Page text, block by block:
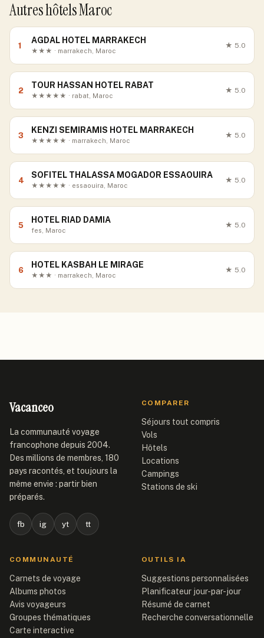
Autres hôtels Maroc
1
AGDAL HOTEL MARRAKECH
★★★ · marrakech, Maroc
★ 5.0
2
TOUR HASSAN HOTEL RABAT
★★★★★ · rabat, Maroc
★ 5.0
3
KENZI SEMIRAMIS HOTEL MARRAKECH
★★★★★ · marrakech, Maroc
★ 5.0
4
SOFITEL THALASSA MOGADOR ESSAOUIRA
★★★★★ · essaouira, Maroc
★ 5.0
5
HOTEL RIAD DAMIA
fes, Maroc
★ 5.0
6
HOTEL KASBAH LE MIRAGE
★★★ · marrakech, Maroc
★ 5.0
Vacanceo
La communauté voyage
francophone depuis 2004.
Des millions de membres, 180
pays racontés, et toujours la
même envie : partir bien
préparés.
fb ig yt tt
COMPARER
Séjours tout compris
Vols
Hôtels
Locations
Campings
Stations de ski
COMMUNAUTÉ
Carnets de voyage
Albums photos
Avis voyageurs
Groupes thématiques
Carte interactive
OUTILS IA
Suggestions personnalisées
Planificateur jour-par-jour
Résumé de carnet
Recherche conversationnelle